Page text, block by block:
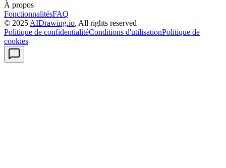
À propos
FonctionnalitésFAQ
© 2025 AIDrawing.io, All rights reserved
Politique de confidentialitéConditions d'utilisationPolitique de
cookies